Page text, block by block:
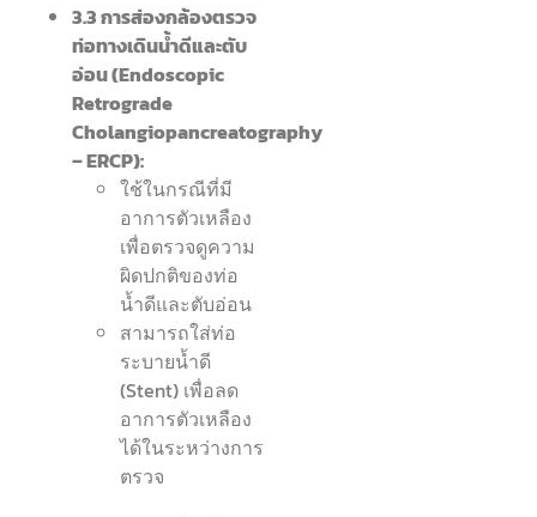
3.3 การส่องกล้องตรวจ
ท่อทางเดินน้ำดีและตับ
อ่อน (Endoscopic
Retrograde
Cholangiopancreatography
– ERCP):
ใช้ในกรณีที่มี
อาการตัวเหลือง
เพื่อตรวจดูความ
ผิดปกติของท่อ
น้ำดีและตับอ่อน
สามารถใส่ท่อ
ระบายน้ำดี
(Stent) เพื่อลด
อาการตัวเหลือง
ได้ในระหว่างการ
ตรวจ